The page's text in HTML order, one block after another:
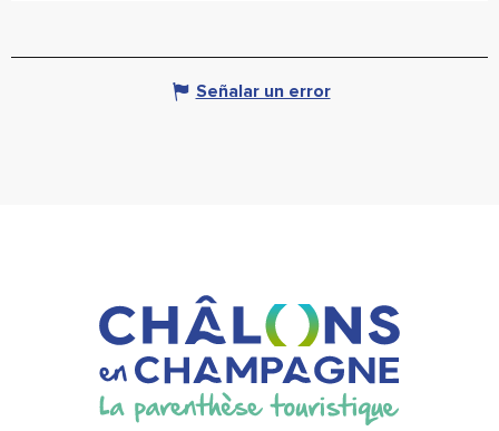
Señalar un error